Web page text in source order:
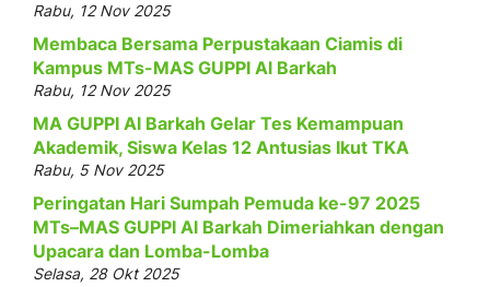
Rabu, 12 Nov 2025
Membaca Bersama Perpustakaan Ciamis di
Kampus MTs-MAS GUPPI Al Barkah
Rabu, 12 Nov 2025
MA GUPPI Al Barkah Gelar Tes Kemampuan
Akademik, Siswa Kelas 12 Antusias Ikut TKA
Rabu, 5 Nov 2025
Peringatan Hari Sumpah Pemuda ke-97 2025
MTs–MAS GUPPI Al Barkah Dimeriahkan dengan
Upacara dan Lomba-Lomba
Selasa, 28 Okt 2025